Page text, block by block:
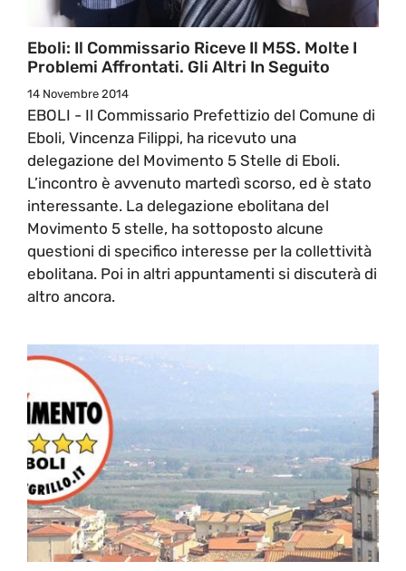
Eboli: Il Commissario Riceve Il M5S. Molte I
Problemi Affrontati. Gli Altri In Seguito
14 Novembre 2014
EBOLI - Il Commissario Prefettizio del Comune di
Eboli, Vincenza Filippi, ha ricevuto una
delegazione del Movimento 5 Stelle di Eboli.
L’incontro è avvenuto martedì scorso, ed è stato
interessante. La delegazione ebolitana del
Movimento 5 stelle, ha sottoposto alcune
questioni di specifico interesse per la collettività
ebolitana. Poi in altri appuntamenti si discuterà di
altro ancora.